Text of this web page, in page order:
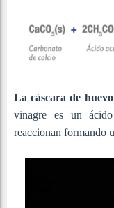
La cáscara de
vinagre es un
reaccionan formando